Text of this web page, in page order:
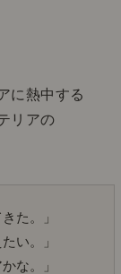
に熱中する
リアの
た。」
い。」
な。」